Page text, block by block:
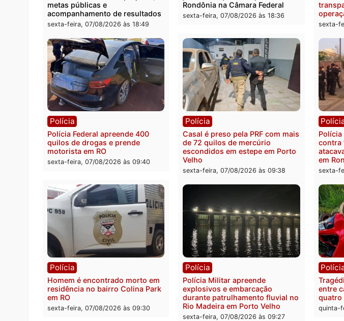
Política
Marcos Rogério apresenta Plano
de Governo com 228 projetos,
metas públicas e
acompanhamento de resultados
sexta-feira, 07/08/2026 às 18:49
Política
Eleições 2026: Pastor Evanildo
pode ser o primeiro pastor de
Rondônia na Câmara Federal
sexta-feira, 07/08/2026 às 18:36
Polícia
Polícia Federal apreende 400
quilos de drogas e prende
motorista em RO
sexta-feira, 07/08/2026 às 09:40
Polícia
Casal é preso pela PRF com mais
de 72 quilos de mercúrio
escondidos em estepe em Porto
Velho
sexta-feira, 07/08/2026 às 09:38